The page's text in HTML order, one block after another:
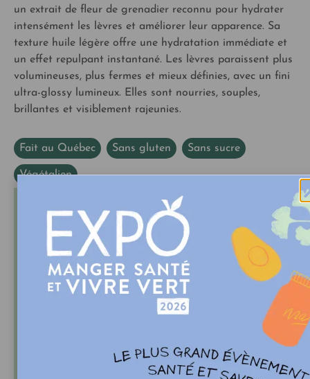
un extrait de fleur de grenadier reconnu pour hydrater
intensément les lèvres et améliorer leur apparence. Sa
texture huile légère offre une hydratation immédiate et
un effet repulpant instantané. Les lèvres paraissent plus
volumineuses, plus fermes et mieux définies, avec un fini
ultra-glossy lumineux. Elles sont nourries, souples,
brillantes et visiblement rajeunies.
Fait au Québec Sans gluten Sans sucre
Végétalien
À propos de NU•RISH
NU•RISH est une marque québécoise de beauté
nutritive fondée par la docteure en nutrition
Isabelle Huot. La marque allie performance,
naturalité et expertise scientifique en proposant
des soins et des complexes alimentaires
formulés à partir d’ingrédients actifs d’origine
naturelle riches en antioxydants. Fabriqués au
pouvoir de la nutrition pour soutenir une beauté
saine et durable, de l’intérieur comme de